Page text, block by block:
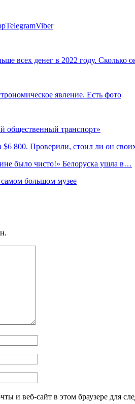
TelegramViber
всех денег в 2022 году. Сколько
явление. Есть фото
общественный транспорт»
800. Проверили, стоил ли он
было чисто!» Белоруска ушла в…
большом музее
и веб-сайт в этом браузере для